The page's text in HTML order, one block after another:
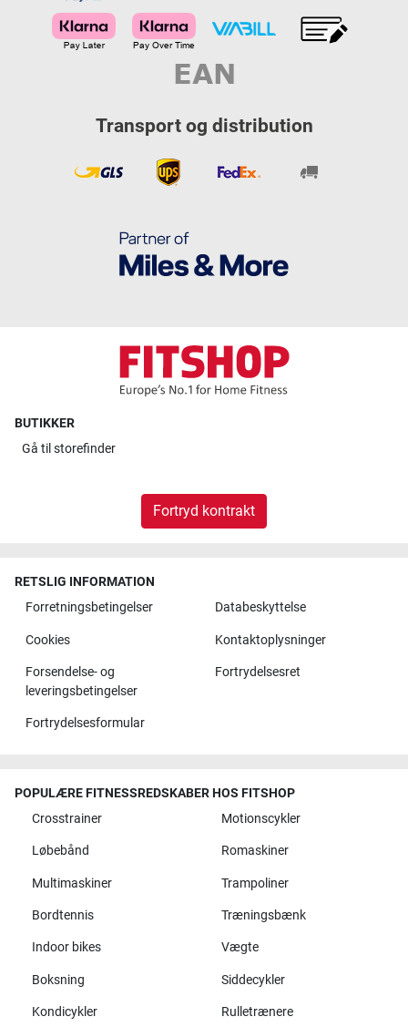
Transport og distribution
BUTIKKER
Gå til storefinder
Fortryd kontrakt
RETSLIG INFORMATION
Forretningsbetingelser
Databeskyttelse
Cookies Kontaktoplysninger
Forsendelse- og
leveringsbetingelser
Fortrydelsesret
Fortrydelsesformular
POPULÆRE FITNESSREDSKABER HOS FITSHOP
Crosstrainer
Motionscykler
Løbebånd Romaskiner
Multimaskiner Trampoliner
Bordtennis Træningsbænk
Indoor bikes Vægte
Boksning Siddecykler
Kondicykler Rulletrænere